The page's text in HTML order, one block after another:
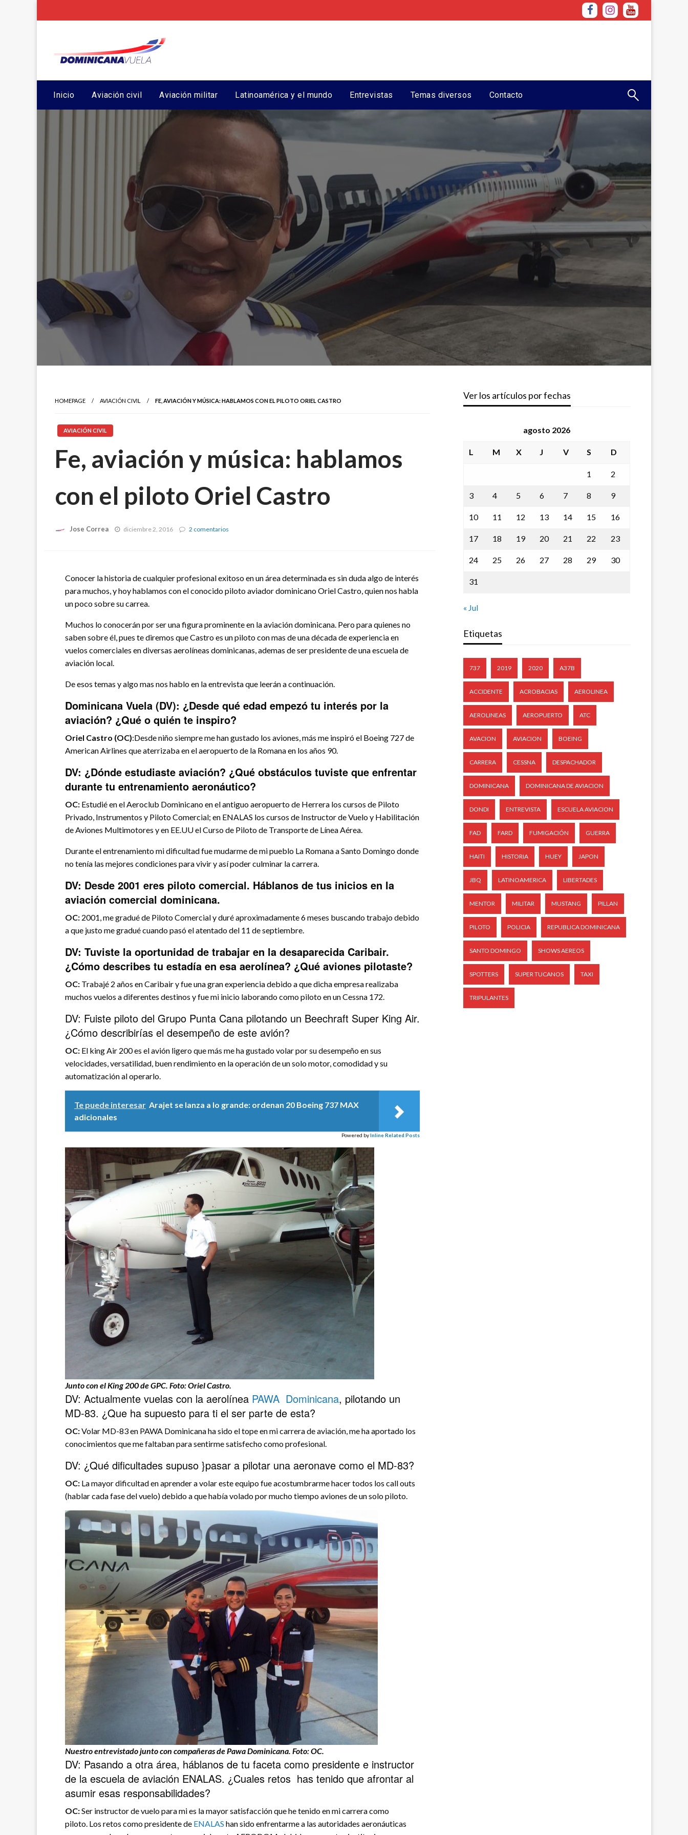
Inicio Aviación civil Aviación militar Latinoamérica y el mundo Entrevistas Temas diversos Contacto
HOMEPAGE AVIACIÓN CIVIL FE, AVIACIÓN Y MÚSICA: HABLAMOS CON EL PILOTO ORIEL CASTRO
AVIACIÓN CIVIL
Fe, aviación y música: hablamos
con el piloto Oriel Castro
Jose Correa diciembre 2, 2016 2 comentarios
hablamos
el
Castro
Conocer la historia de cualquier profesional exitoso en un área determinada es sin duda algo de interés
para muchos, y hoy hablamos con el conocido piloto aviador dominicano Oriel Castro, quien nos habla
un poco sobre su carrea.
Muchos lo conocerán por ser una figura prominente en la aviación dominicana. Pero para quienes no
saben sobre él, pues te diremos que Castro es un piloto con mas de una década de experiencia en
vuelos comerciales en diversas aerolíneas dominicanas, ademas de ser presidente de una escuela de
aviación local.
De esos temas y algo mas nos hablo en la entrevista que leerán a continuación.
Dominicana Vuela (DV): ¿Desde qué edad empezó tu interés por la
aviación? ¿Qué o quién te inspiro?
Oriel Castro (OC):Desde niño siempre me han gustado los aviones, más me inspiró el Boeing 727 de
American Airlines que aterrizaba en el aeropuerto de la Romana en los años 90.
DV: ¿Dónde estudiaste aviación? ¿Qué obstáculos tuviste que enfrentar
durante tu entrenamiento aeronáutico?
OC: Estudié en el Aeroclub Dominicano en el antiguo aeropuerto de Herrera los cursos de Piloto
Privado, Instrumentos y Piloto Comercial; en ENALAS los cursos de Instructor de Vuelo y Habilitación
de Aviones Multimotores y en EE.UU el Curso de Piloto de Transporte de Línea Aérea.
Durante el entrenamiento mi dificultad fue mudarme de mi pueblo La Romana a Santo Domingo donde
no tenía las mejores condiciones para vivir y así poder culminar la carrera.
DV: Desde 2001 eres piloto comercial. Háblanos de tus inicios en la
aviación comercial dominicana.
OC: 2001, me gradué de Piloto Comercial y duré aproximadamente 6 meses buscando trabajo debido
a que justo me gradué cuando pasó el atentado del 11 de septiembre.
DV: Tuviste la oportunidad de trabajar en la desaparecida Caribair.
¿Cómo describes tu estadía en esa aerolínea? ¿Qué aviones pilotaste?
OC: Trabajé 2 años en Caribair y fue una gran experiencia debido a que dicha empresa realizaba
muchos vuelos a diferentes destinos y fue mi inicio laborando como piloto en un Cessna 172.
DV: Fuiste piloto del Grupo Punta Cana pilotando un Beechraft Super King Air.
¿Cómo describirías el desempeño de este avión?
OC: El king Air 200 es el avión ligero que más me ha gustado volar por su desempeño en sus
velocidades, versatilidad, buen rendimiento en la operación de un solo motor, comodidad y su
automatización al operarlo.
Te puede interesar Arajet se lanza a lo grande: ordenan 20 Boeing 737 MAX
adicionales
Powered byInline Related Posts
Junto con el King 200 de GPC. Foto: Oriel Castro.
DV: Actualmente vuelas con la aerolínea PAWA Dominicana, pilotando un
MD-83. ¿Que ha supuesto para ti el ser parte de esta?
OC:Volar MD-83 en PAWA Dominicana ha sido el tope en mi carrera de aviación, me ha aportado los
conocimientos que me faltaban para sentirme satisfecho como profesional.
DV: ¿Qué dificultades supuso }pasar a pilotar una aeronave como el MD-83?
OC: La mayor dificultad en aprender a volar este equipo fue acostumbrarme hacer todos los call outs
(hablar cada fase del vuelo) debido a que había volado por mucho tiempo aviones de un solo piloto.
Nuestro entrevistado junto con compañeras de Pawa Dominicana. Foto: OC.
DV: Pasando a otra área, háblanos de tu faceta como presidente e instructor
de la escuela de aviación ENALAS. ¿Cuales retos has tenido que afrontar al
asumir esas responsabilidades?
OC:Ser instructor de vuelo para mi es la mayor satisfacción que he tenido en mi carrera como
piloto. Los retos como presidente de ENALAS han sido enfrentarme a las autoridades aeronáuticas
Ver los artículos por fechas
agosto 2026
L M X J V S D
1 2
3 4 5 6 7 8 9
10 11 12 13 14 15 16
17 18 19 20 21 22 23
24 25 26 27 28 29 30
31
« Jul
Etiquetas
737 2019 2020 A37B
ACCIDENTE ACROBACIAS AEROLINEA
AEROLINEAS AEROPUERTO ATC
AVACION AVIACION BOEING
CARRERA CESSNA DESPACHADOR
DOMINICANA DOMINICANA DE AVIACION
DONDI ENTREVISTA ESCUELA AVIACION
FAD FARD FUMIGACIÓN GUERRA
HAITI HISTORIA HUEY JAPON
JBQ LATINOAMERICA LIBERTADES
MENTOR MILITAR MUSTANG PILLAN
PILOTO POLICIA REPUBLICA DOMINICANA
SANTO DOMINGO SHOWS AEREOS
SPOTTERS SUPER TUCANOS TAXI
TRIPULANTES